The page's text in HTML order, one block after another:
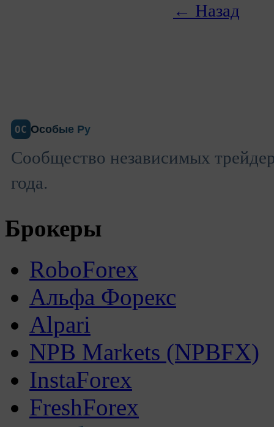
← Назад
ОС Особые Ру
Сообщество независимых
года.
Брокеры
RoboForex
Альфа Форекс
Alpari
NPB Markets (NPBFX)
InstaForex
FreshForex